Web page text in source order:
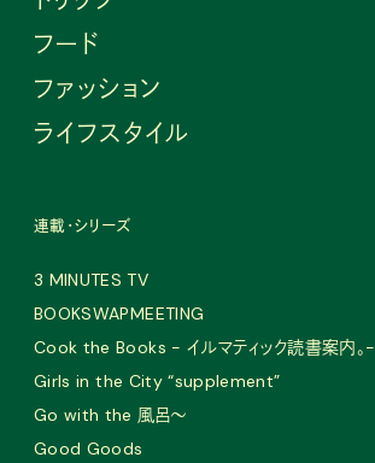
フード
ファッション
ライフスタイル
連載・シリーズ
3 MINUTES TV
BOOKSWAPMEETING
Cook the Books - イルマティック読書案内。-
Girls in the City “supplement”
Go with the 風呂〜
Good Goods